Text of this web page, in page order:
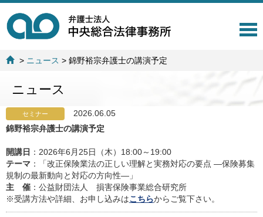
T
t
> ニュース >錦野裕宗弁護士の講演予定
ニュース
セミナー
2026.06.05
錦野裕宗弁護士の講演予定
開講日 ：2026年6月25日（木）18:00～19:00
テーマ ：「改正保険業法の正しい理解と実務対応の要点 ―保険募集
規制の最新動向と対応の方向性―」
主 催 ：公益財団法人 損害保険事業総合研究所
※受講方法や詳細、お申し込みはこちらからご覧下さい。